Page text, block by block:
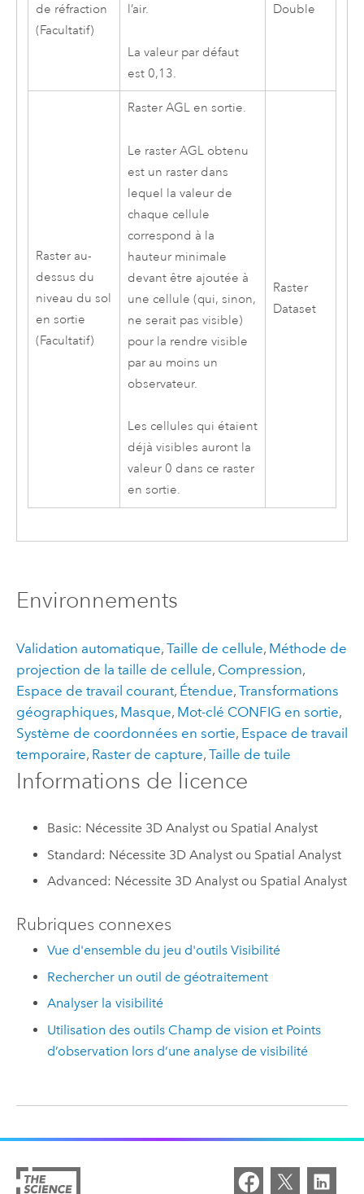
de réfraction
(Facultatif)
l’air.
La valeur par défaut
est 0,13.
Double
Raster au-
dessus du
niveau du sol
en sortie
(Facultatif)
Raster AGL en sortie.
Le raster AGL obtenu
est un raster dans
lequel la valeur de
chaque cellule
correspond à la
hauteur minimale
devant être ajoutée à
une cellule (qui, sinon,
ne serait pas visible)
pour la rendre visible
par au moins un
observateur.
Les cellules qui étaient
déjà visibles auront la
valeur 0 dans ce raster
en sortie.
Raster
Dataset
Environnements
Validation automatique, Taille de cellule, Méthode de
projection de la taille de cellule, Compression,
Espace de travail courant, Étendue, Transformations
géographiques, Masque, Mot-clé CONFIG en sortie,
Système de coordonnées en sortie, Espace de travail
temporaire, Raster de capture, Taille de tuile
Informations de licence
Basic: Nécessite 3D Analyst ou Spatial Analyst
Standard: Nécessite 3D Analyst ou Spatial Analyst
Advanced: Nécessite 3D Analyst ou Spatial Analyst
Rubriques connexes
Vue d'ensemble du jeu d'outils Visibilité
Rechercher un outil de géotraitement
Analyser la visibilité
Utilisation des outils Champ de vision et Points
d’observation lors d’une analyse de visibilité